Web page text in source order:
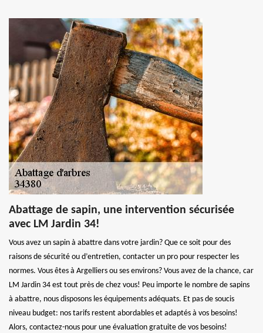
Abattage de sapin, une intervention sécurisée
avec LM Jardin 34!
Vous avez un sapin à abattre dans votre jardin? Que ce soit pour des
raisons de sécurité ou d’entretien, contacter un pro pour respecter les
normes. Vous êtes à Argelliers ou ses environs? Vous avez de la chance, car
LM Jardin 34 est tout près de chez vous! Peu importe le nombre de sapins
à abattre, nous disposons les équipements adéquats. Et pas de soucis
niveau budget: nos tarifs restent abordables et adaptés à vos besoins!
Alors, contactez-nous pour une évaluation gratuite de vos besoins!